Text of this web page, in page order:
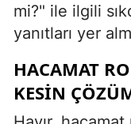
mi?" ile ilgili
yanıtları yer
HACAMAT
KESIN